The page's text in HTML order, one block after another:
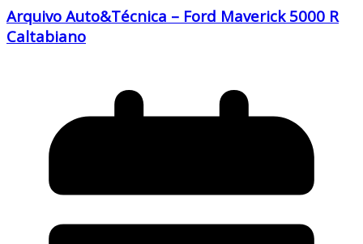
Arquivo Auto&Técnica – Ford Maverick 5000 R
Caltabiano